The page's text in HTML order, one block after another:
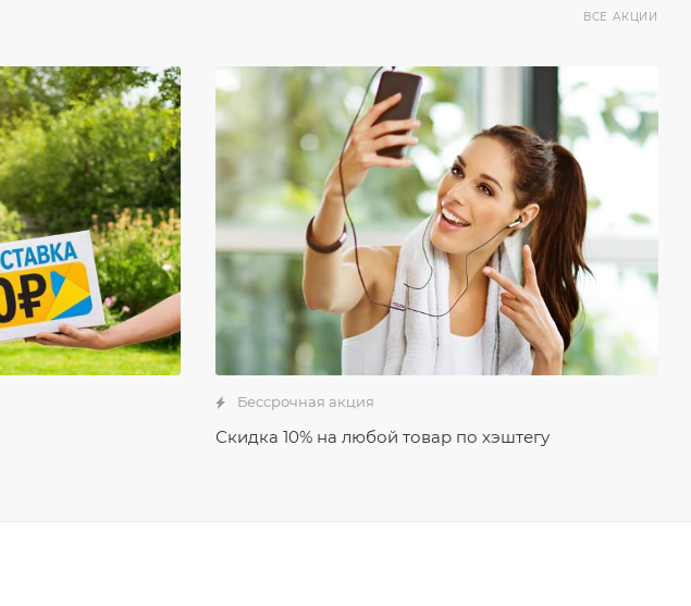
ВСЕ АКЦИИ
Бессрочная акция
Скидка 10% на любой товар по хэштегу